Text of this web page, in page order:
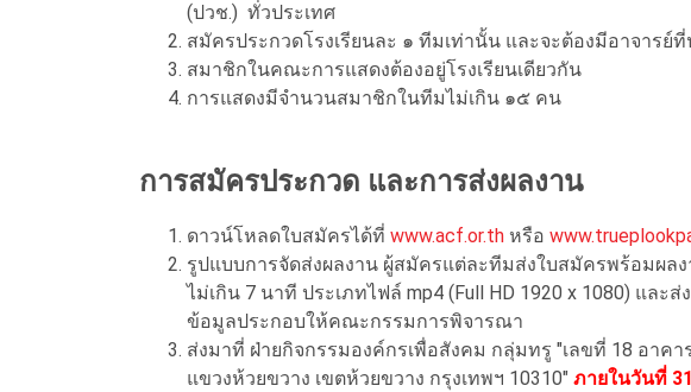
(ปวช.) ทั่วประเทศ
สมัครประกวดโรงเรียนละ ๑ ทีมเท่านั้น และจะต้องมีอาจารย์
สมาชิกในคณะการแสดงต้องอยู่โรงเรียนเดียวกัน
การแสดงมีจำนวนสมาชิกในทีมไม่เกิน ๑๕ คน
การสมัครประกวด และการส่งผลงาน
ดาวน์โหลดใบสมัครได้ที่ www.acf.or.th หรือ
รูปแบบการจัดส่งผลงาน ผู้สมัครแต่ละทีมส่งใบสมัครพร้อมผล
ไม่เกิน 7 นาที ประเภทไฟล์ mp4 (Full HD 1920 x 1080) และส่
ข้อมูลประกอบให้คณะกรรมการพิจารณา
ส่งมาที่ ฝ่ายกิจกรรมองค์กรเพื่อสังคม กลุ่มทรู "เลขที่ 18 อาคา
แขวงห้วยขวาง เขตห้วยขวาง กรุงเทพฯ 10310" ภายในวันที่